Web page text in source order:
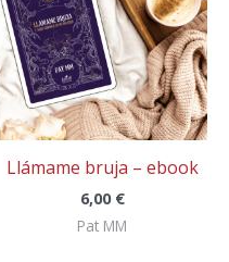
Llámame bruja – ebook
6,00 €
Pat MM